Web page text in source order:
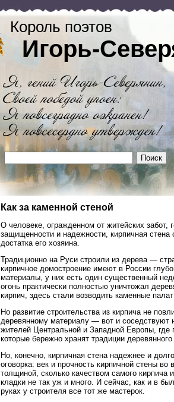
Король поэтов
Игорь-
Как за каменной стеной
О человеке, огражденном от житейских
защищенности и надежности, кирпичная
достатка его хозяина.
Традиционно на Руси строили из дерева —
кирпичное домостроение имеют в России
материалы, у них есть один существенный
огонь практически полностью уничтожал
кирпич, здесь стали возводить каменные
Но развитие строительства из кирпича не
деревянному материалу — вот и
жителей Центральной и Западной Европы, где
которые бережно хранят традиции
Но, конечно, кирпичная стена надежнее и
оговорка: век и прочность кирпичной стены
толщиной, сколько качеством самого кирпича
кладки не так уж и много. И сейчас, как и в
руках у строителя все тот же мастерок.